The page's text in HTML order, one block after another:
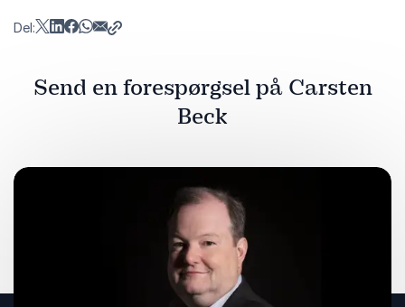
Del:
Send en forespørgsel på Carsten
Beck